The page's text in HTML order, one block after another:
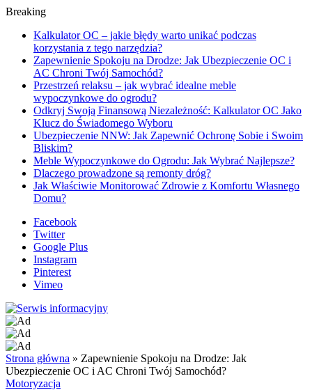
Breaking
Kalkulator OC – jakie błędy warto unikać podczas
korzystania z tego narzędzia?
Zapewnienie Spokoju na Drodze: Jak Ubezpieczenie OC i
AC Chroni Twój Samochód?
Przestrzeń relaksu – jak wybrać idealne meble
wypoczynkowe do ogrodu?
Odkryj Swoją Finansową Niezależność: Kalkulator OC Jako
Klucz do Świadomego Wyboru
Ubezpieczenie NNW: Jak Zapewnić Ochronę Sobie i Swoim
Bliskim?
Meble Wypoczynkowe do Ogrodu: Jak Wybrać Najlepsze?
Dlaczego prowadzone są remonty dróg?
Jak Właściwie Monitorować Zdrowie z Komfortu Własnego
Domu?
Facebook
Twitter
Google Plus
Instagram
Pinterest
Vimeo
Strona główna » Zapewnienie Spokoju na Drodze: Jak
Ubezpieczenie OC i AC Chroni Twój Samochód?
Motoryzacja